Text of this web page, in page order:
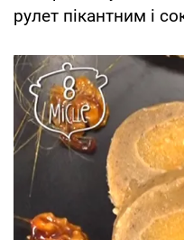
рулет пікантним і